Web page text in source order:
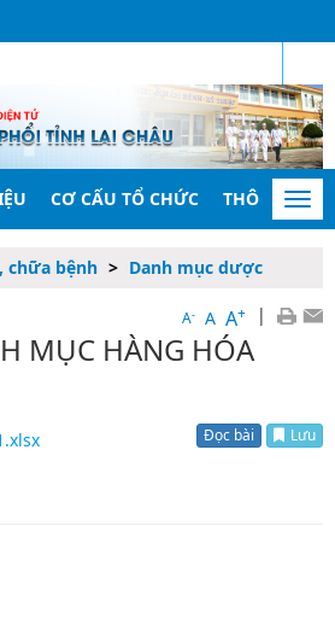
CƠ CẤU TỔ CHỨC THÔNG TIN
chữa bệnh Danh mục dược
A- A A+ |
MỤC HÀNG HÓA
Đọc bài Lưu